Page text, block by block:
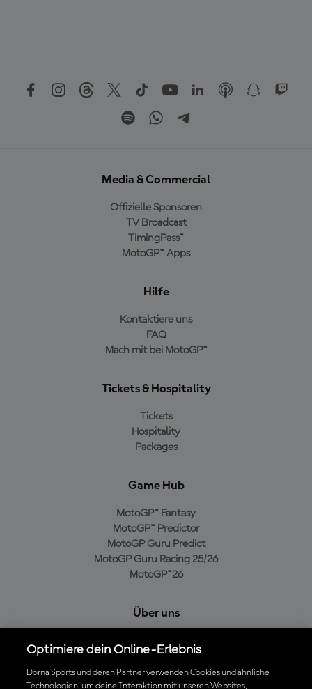
Media & Commercial
Offizielle Sponsoren
TV Broadcast
TimingPass™
MotoGP™ Apps
Hilfe
Kontaktiere uns
FAQ
Mach mit bei MotoGP™
Tickets & Hospitality
Tickets
Hospitality
Packages
Game Hub
MotoGP™ Fantasy
MotoGP™ Predictor
MotoGP Guru Predict
MotoGP Guru Racing 25/26
MotoGP™26
Über uns
Cookie-Richtlinien
Geschäftsbedingungen
Optimiere dein Online-Erlebnis
Dorna Sports und deren Partner verwenden Cookies und ähnliche
Technologien, um deine Interaktion mit unseren Websites,